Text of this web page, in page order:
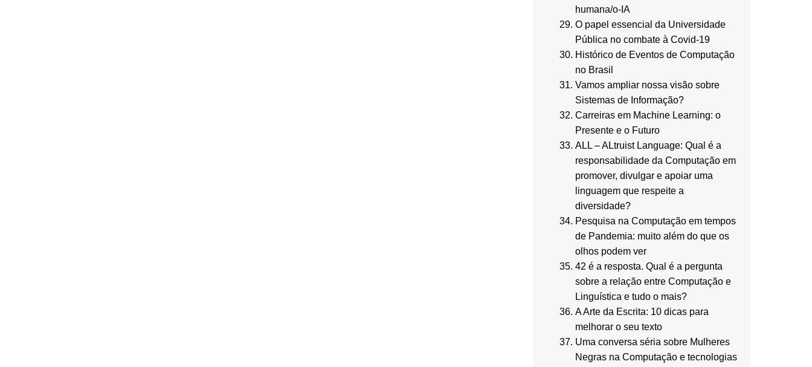
humana/o-IA
O papel essencial da Universidade
Pública no combate à Covid-19
Histórico de Eventos de Computação
no Brasil
Vamos ampliar nossa visão sobre
Sistemas de Informação?
Carreiras em Machine Learning: o
Presente e o Futuro
ALL – ALtruist Language: Qual é a
responsabilidade da Computação em
promover, divulgar e apoiar uma
linguagem que respeite a
diversidade?
Pesquisa na Computação em tempos
de Pandemia: muito além do que os
olhos podem ver
42 é a resposta. Qual é a pergunta
sobre a relação entre Computação e
Linguística e tudo o mais?
A Arte da Escrita: 10 dicas para
melhorar o seu texto
Uma conversa séria sobre Mulheres
Negras na Computação e tecnologias